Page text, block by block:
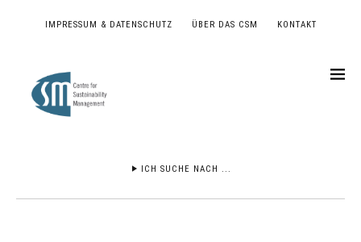
IMPRESSUM & DATENSCHUTZ ÜBER DAS CSM KONTAKT
ICH SUCHE NACH ...